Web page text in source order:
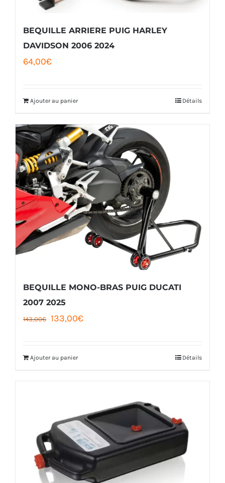
BEQUILLE ARRIERE PUIG HARLEY
DAVIDSON 2006 2024
64,00€
Ajouter au panier Détails
BEQUILLE MONO-BRAS PUIG DUCATI
2007 2025
143,00€ Le
133,00€Le
Ajouter au panier Détails